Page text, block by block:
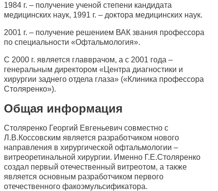
1984 г. – получение ученой степени кандидата
медицинских наук, 1991 г. – доктора медицинских наук.
2001 г. – получение решением ВАК звания профессора
по специальности «Офтальмология».
С 2000 г. является главврачом, а с 2001 года –
генеральным директором «Центра диагностики и
хирургии заднего отдела глаза» («Клиника профессора
Столяренко»).
Общая информация
Столяренко Георгий Евгеньевич совместно с
Л.В.Коссовским является разработчиком нового
направления в хирургической офтальмологии –
витреоретинальной хирургии. Именно Г.Е.Столяренко
создал первый отечественный витреотом, а также
является основным разработчиком первого
отечественного факоэмульсификатора.